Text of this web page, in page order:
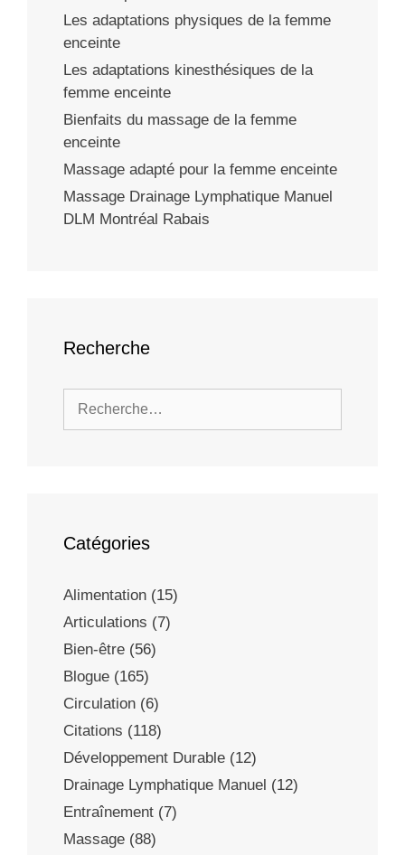
Les adaptations physiques de la femme
enceinte
Les adaptations kinesthésiques de la
femme enceinte
Bienfaits du massage de la femme
enceinte
Massage adapté pour la femme enceinte
Massage Drainage Lymphatique Manuel
DLM Montréal Rabais
Recherche
Catégories
Alimentation (15)
Articulations (7)
Bien-être (56)
Blogue (165)
Circulation (6)
Citations (118)
Développement Durable (12)
Drainage Lymphatique Manuel (12)
Entraînement (7)
Massage (88)